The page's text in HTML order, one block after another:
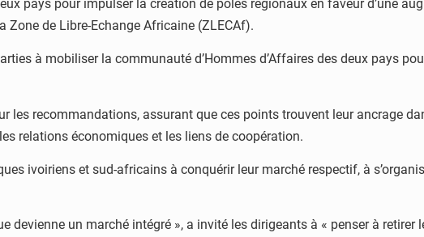
pays pour impulser la création de pôles régionaux en faveur d’une
de Libre-Echange Africaine (ZLECAf).
à mobiliser la communauté d’Hommes d’Affaires des deux pays
les recommandations, assurant que ces points trouvent leur ancrage
relations économiques et les liens de coopération.
ivoiriens et sud-africains à conquérir leur marché respectif, à
devienne un marché intégré », a invité les dirigeants à « penser à retirer